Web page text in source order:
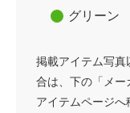
グリーン
掲載アイテム写真
合は、下の「メー
アイテムページへ